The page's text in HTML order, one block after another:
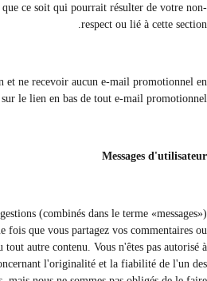
directement ou indirectement ou
le client s'engage à recevoir des courriels
le site et / ou ce que vous nous fournissez,
et exclusive et ne vous appartiennent
accordez également le droit d'utiliser le
e-mail, à prétendre que vous êtes une